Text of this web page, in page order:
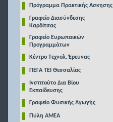
Πρόγραμμα Πρακτικής Ασκησης
Γραφείο Διασύνδεσης
Καρδίτσας
Γραφείο Ευρωπαικών
Προγραμμάτων
Κέντρο Τεχνολ. Έρευνας
ΠΕΓΑ ΤΕΙ Θεσσαλίας
Ινστιτούτο Δια Βίου
Εκπαίδευσης
Γραφείο Φυσικής Αγωγής
Πύλη ΑΜΕΑ